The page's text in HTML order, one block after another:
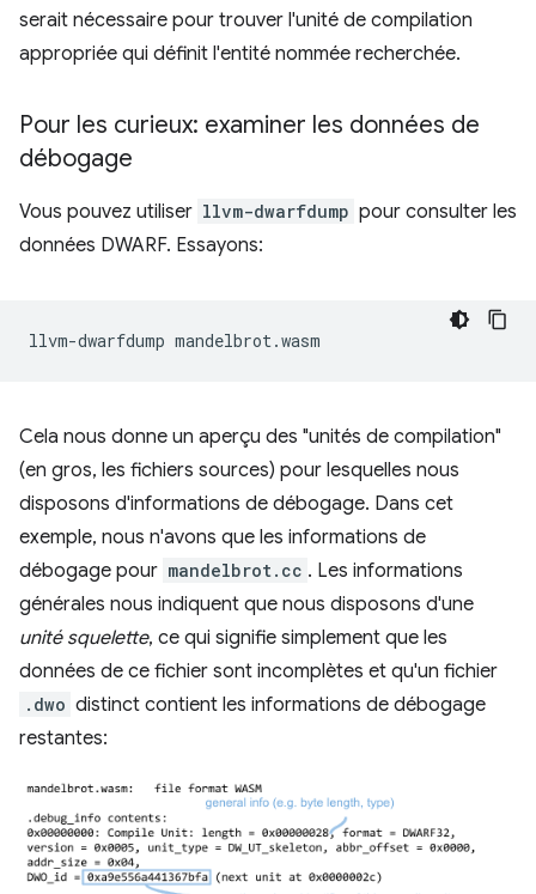
serait nécessaire pour trouver l'unité de compilation
appropriée qui définit l'entité nommée recherchée.
Pour les curieux: examiner les données de
débogage
Vous pouvez utiliser llvm-dwarfdump pour consulter les
données DWARF. Essayons:
llvm-dwarfdump
Cela nous donne un aperçu des "unités de compilation"
(en gros, les fichiers sources) pour lesquelles nous
disposons d'informations de débogage. Dans cet
exemple, nous n'avons que les informations de
débogage pour mandelbrot.cc . Les informations
générales nous indiquent que nous disposons d'une
unité squelette, ce qui signifie simplement que les
données de ce fichier sont incomplètes et qu'un fichier
.dwo distinct contient les informations de débogage
restantes: